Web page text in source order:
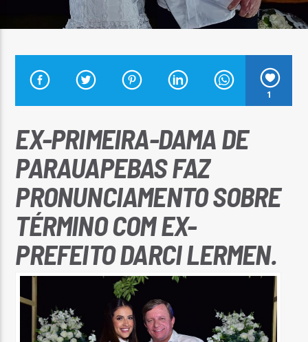
1
EX-PRIMEIRA-DAMA DE
PARAUAPEBAS FAZ
PRONUNCIAMENTO SOBRE
TÉRMINO COM EX-
PREFEITO DARCI LERMEN.